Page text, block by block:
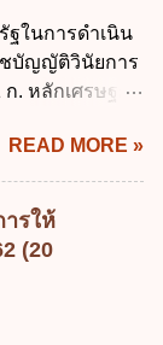
ะปฏิวัติ ฉบับที่
ข้อ 3. ข้อใดไม่
าจออกกฎเพื่อ
ฐมนตรีเป็นผู้
วิธีการงบ
ว่าการ
ารตามพระ
ในการดำเนิน
ชบัญญัติวินัยการ
ก. หลักเศรษฐกิจ
งเศรษฐกิจ
รรมในสังคม ข้อ
ภัณฑ์มวลรวม
การบริหารหนี้
ม่เกินร้อยละ 5
าด้วยวินัยการ
READ MORE »
รให้
(20